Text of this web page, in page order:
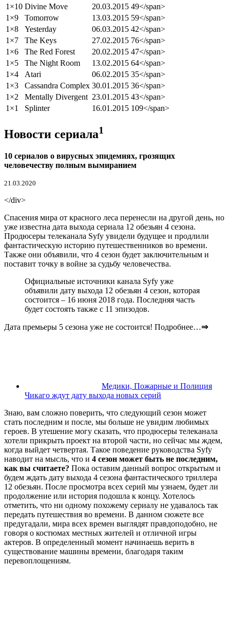
1×10 Divine Move 20.03.2015 49</span>
1×9
Tomorrow 13.03.2015 59</span>
1×8
Yesterday 06.03.2015 42</span>
1×7
The Keys 27.02.2015 76</span>
1×6
The Red Forest 20.02.2015 47</span>
1×5
The Night Room 13.02.2015 64</span>
1×4
Atari 06.02.2015 35</span>
1×3
Cassandra Complex 30.01.2015 36</span>
1×2
Mentally Divergent 23.01.2015 43</span>
1×1
Splinter 16.01.2015 109</span>
Новости сериала1
10 сериалов о вирусных эпидемиях, грозящих
человечеству полным вымиранием
21.03.2020
</div>
Спасения мира от красного леса перенесли на другой день, но
уже известна дата выхода сериала 12 обезьян 4 сезона.
Продюсеры телеканала Syfy увидели будущее и продлили
фантастическую историю путешественников во времени.
Также они объявили, что 4 сезон будет заключительным и
поставит точку в войне за судьбу человечества.
Официальные источники канала Syfy уже
объявили дату выхода 12 обезьян 4 сезон, которая
состоится – 16 июня 2018 года. Последняя часть
будет состоять также с 11 эпизодов.
Дата премьеры 5 сезона уже не состоится! Подробнее…⇒
Медики, Пожарные и Полиция
Чикаго ждут дату выхода новых серий
Знаю, вам сложно поверить, что следующий сезон может
стать последним и после, мы больше не увидим любимых
героев. В утешение могу сказать, что продюсеры телеканала
хотели прикрыть проект на второй части, но сейчас мы ждем,
когда выйдет четвертая. Такое поведение руководства Syfy
наводит на мысль, что и 4 сезон может быть не последним,
как вы считаете? Пока оставим данный вопрос открытым и
будем ждать дату выхода 4 сезона фантастического триллера
12 обезьян. После просмотра всех серий мы узнаем, будет ли
продолжение или история подошла к концу. Хотелось
отметить, что ни одному похожему сериалу не удавалось так
передать путешествия во времени. В данном сюжете все
предугадали, мира всех времен выглядят правдоподобно, не
говоря о костюмах местных жителей и отличной игры
актеров. В определенный момент начинаешь верить в
существование машины времени, благодаря таким
перевоплощениям.